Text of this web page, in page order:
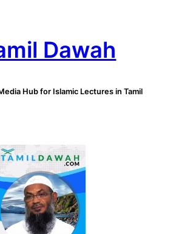
Dawah
Hub for Islamic Lectures in Tamil